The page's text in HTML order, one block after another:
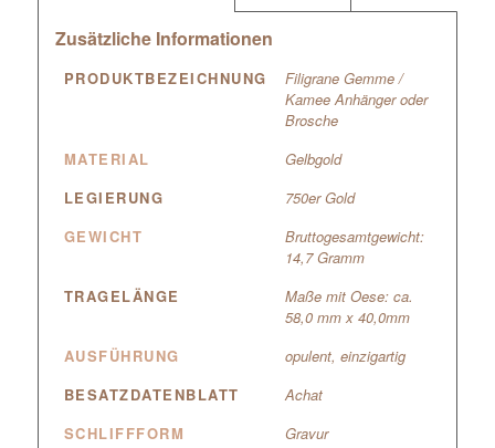
Zusätzliche Informationen
PRODUKTBEZEICHNUNG
Filigrane Gemme /
Kamee Anhänger oder
Brosche
MATERIAL
Gelbgold
LEGIERUNG
750er Gold
GEWICHT
Bruttogesamtgewicht:
14,7 Gramm
TRAGELÄNGE
Maße mit Oese: ca.
58,0 mm x 40,0mm
AUSFÜHRUNG
opulent, einzigartig
BESATZDATENBLATT
Achat
SCHLIFFFORM
Gravur